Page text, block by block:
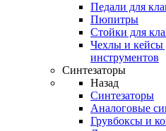
Педали для
Пюпитры
Стойки для
Чехлы и
инструментов
Синтезаторы
Назад
Синтезаторы
Аналоговые
Грувбоксы и